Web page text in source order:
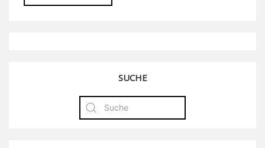
SUCHE